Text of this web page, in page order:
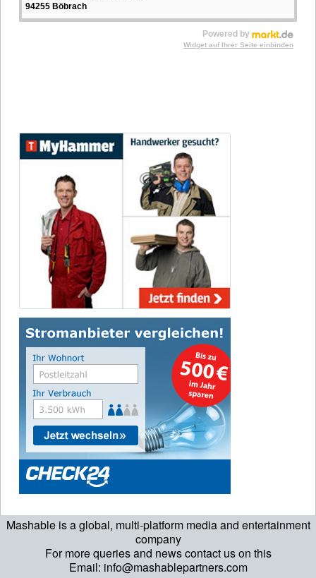
Mashable is a global, multi-platform media and entertainment
company
For more queries and news contact us on this
Email: info@mashablepartners.com
94255 Böbrach
Powered by
Widget auf Ihrer Seite einbinden